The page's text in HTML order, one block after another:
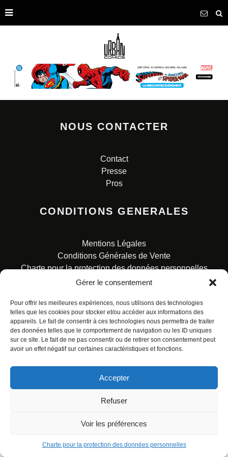
Gérer le consentement
Pour offrir les meilleures expériences, nous utilisons des technologies
telles que les cookies pour stocker et/ou accéder aux informations des
appareils. Le fait de consentir à ces technologies nous permettra de traiter
des données telles que le comportement de navigation ou les ID uniques
sur ce site. Le fait de ne pas consentir ou de retirer son consentement peut
avoir un effet négatif sur certaines caractéristiques et fonctions.
Accepter
Refuser
Voir les préférences
Charte pour la protection des données personnelles
NOUS CONTACTER
Contact
Presse
Pros
CONDITIONS GENERALES
Mentions Légales
Conditions Générales de Vente
Charte pour la protection des données personnelles
© ALL RIGHTS RESERVED. URBAN COMICS POUR LES
ÉDITIONS FRANÇAISES.